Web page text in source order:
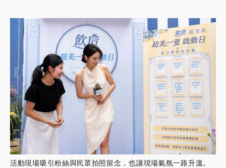
活動現場吸引粉絲與民眾拍照留念，也讓現場氣氛一路升溫。